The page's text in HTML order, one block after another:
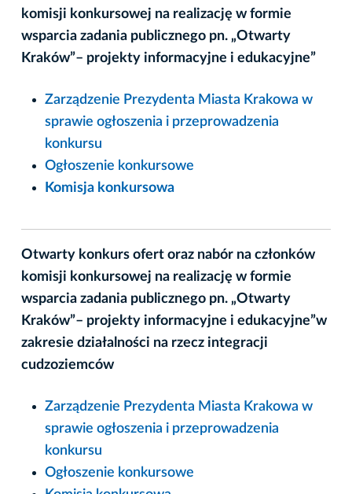
komisji konkursowej na realizację w formie
wsparcia zadania publicznego pn. „Otwarty
Kraków”– projekty informacyjne i edukacyjne”
Zarządzenie Prezydenta Miasta Krakowa w
sprawie ogłoszenia i przeprowadzenia
konkursu
Ogłoszenie konkursowe
Komisja konkursowa
Otwarty konkurs ofert oraz nabór na członków
komisji konkursowej na realizację w formie
wsparcia zadania publicznego pn. „Otwarty
Kraków”– projekty informacyjne i edukacyjne”w
zakresie działalności na rzecz integracji
cudzoziemców
Zarządzenie Prezydenta Miasta Krakowa w
sprawie ogłoszenia i przeprowadzenia
konkursu
Ogłoszenie konkursowe